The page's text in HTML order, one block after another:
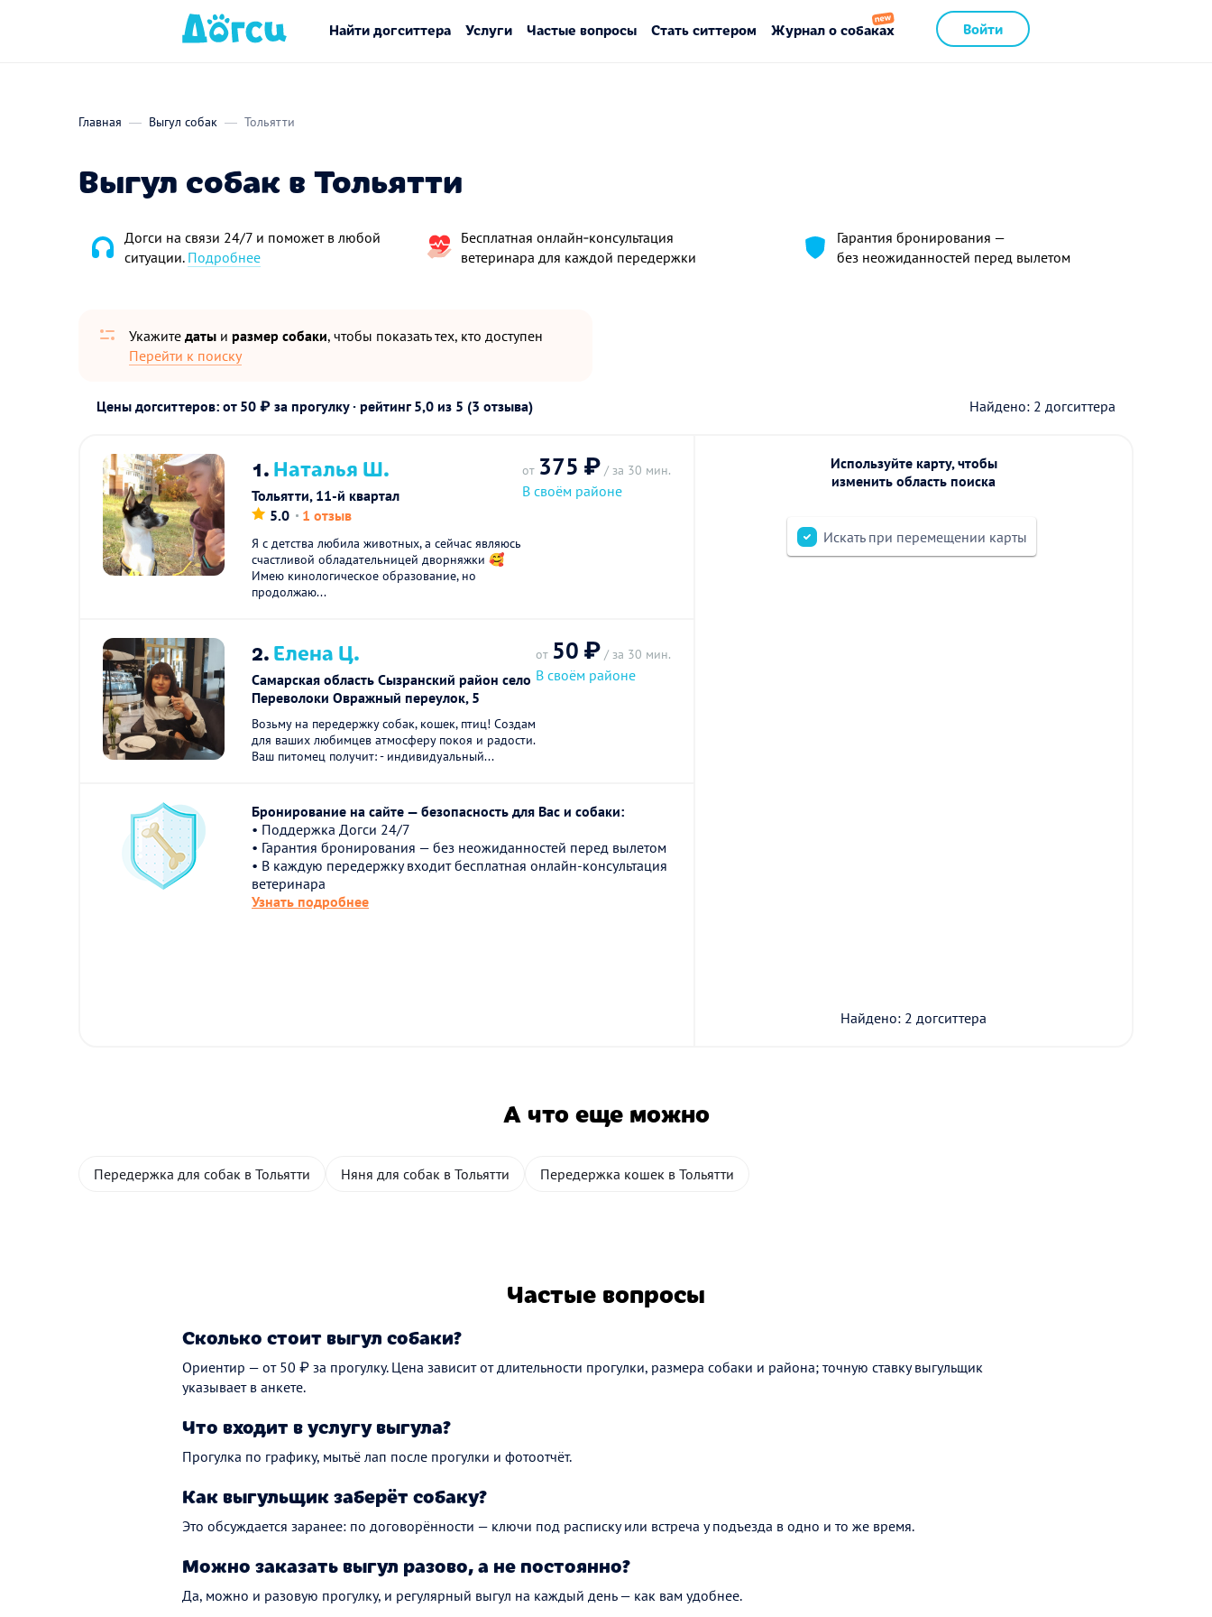
Войти
Найти догситтера Услуги Частые вопросы Стать ситтером Журнал о собаках
Главная Выгул собак Тольятти
Выгул собак в Тольятти
Догси на связи 24/7 и поможет в любой
ситуации. Подробнее
Бесплатная онлайн‑консультация
ветеринара для каждой передержки
Гарантия бронирования —
без неожиданностей перед вылетом
Укажите даты и размер собаки, чтобы показать тех, кто доступен
Перейти к поиску
Цены догситтеров: от 50 ₽ за прогулку · рейтинг 5,0 из 5 (3 отзыва) Найдено: 2 догситтера
1.Наталья Ш.
Тольятти, 11-й квартал
5.0
1 отзыв
Я с детства любила животных, а сейчас являюсь
счастливой обладательницей дворняжки 🥰
Имею кинологическое образование, но
продолжаю...
от 375 ₽ / за 30 мин.
В своём районе
2.Елена Ц.
Самарская область Сызранский район село
Переволоки Овражный переулок, 5
Возьму на передержку собак, кошек, птиц! Создам
для ваших любимцев атмосферу покоя и радости.
Ваш питомец получит: - индивидуальный...
от 50 ₽ / за 30 мин.
В своём районе
Бронирование на сайте — безопасность для Вас и собаки:
• Поддержка Догси 24/7
• Гарантия бронирования — без неожиданностей перед вылетом
• В каждую передержку входит бесплатная онлайн-консультация
ветеринара
Узнать подробнее
Используйте карту, чтобы
изменить область поиска
Искать при перемещении карты
Найдено: 2 догситтера
А что еще можно
Передержка для собак в Тольятти Няня для собак в Тольятти Передержка кошек в Тольятти
Частые вопросы
Сколько стоит выгул собаки?
Ориентир — от 50 ₽ за прогулку. Цена зависит от длительности прогулки, размера собаки и района; точную ставку выгульщик
указывает в анкете.
Что входит в услугу выгула?
Прогулка по графику, мытьё лап после прогулки и фотоотчёт.
Как выгульщик заберёт собаку?
Это обсуждается заранее: по договорённости — ключи под расписку или встреча у подъезда в одно и то же время.
Можно заказать выгул разово, а не постоянно?
Да, можно и разовую прогулку, и регулярный выгул на каждый день — как вам удобнее.